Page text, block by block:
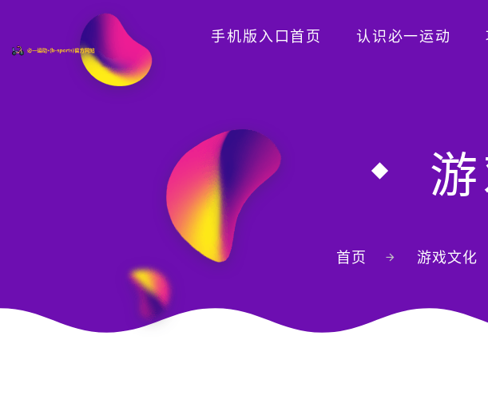
手机版入口首页 认识必一运动
首页 游戏文化